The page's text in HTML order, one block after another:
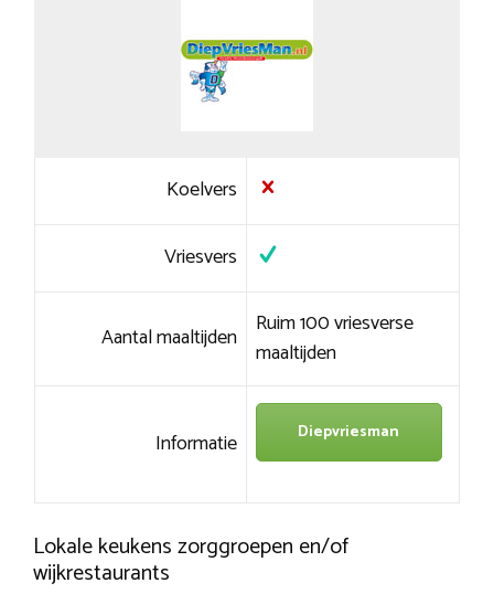
Koelvers
Vriesvers
Aantal maaltijden Ruim 100 vriesverse
maaltijden
Informatie Diepvriesman
Lokale keukens zorggroepen en/of
wijkrestaurants